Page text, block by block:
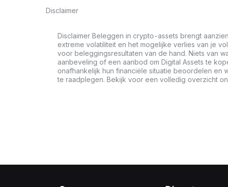
Disclaimer
Disclaimer Beleggen in crypto-assets brengt
extreme volatiliteit en het mogelijke verlies van je
voor beleggingsresultaten van de hand. Niets van
aanbeveling of een aanbod om Digital Assets te
onafhankelijk hun financiële situatie beoordelen
te raadplegen. Bekijk voor een volledig overzicht